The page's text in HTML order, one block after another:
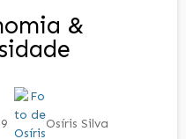
&
Osíris Silva